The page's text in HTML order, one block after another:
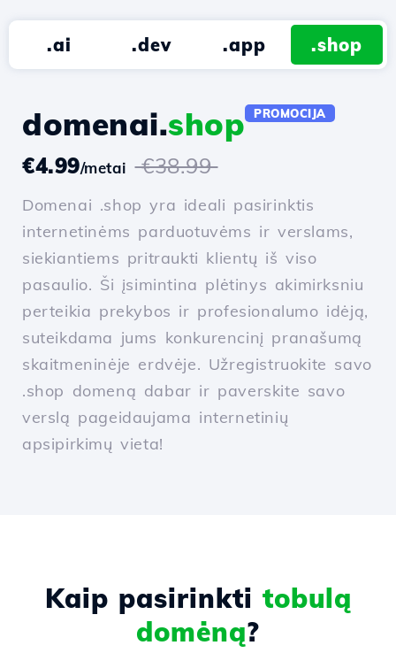
.ai .dev .app .shop
domenai.shop PROMOCIJA
€4.99/metai €38.99
Domenai .shop yra ideali pasirinktis
internetinėms parduotuvėms ir verslams,
siekiantiems pritraukti klientų iš viso
pasaulio. Ši įsimintina plėtinys akimirksniu
perteikia prekybos ir profesionalumo idėją,
suteikdama jums konkurencinį pranašumą
skaitmeninėje erdvėje. Užregistruokite savo
.shop domeną dabar ir paverskite savo
verslą pageidaujama internetinių
apsipirkimų vieta!
Kaip pasirinkti tobulą
domėną?